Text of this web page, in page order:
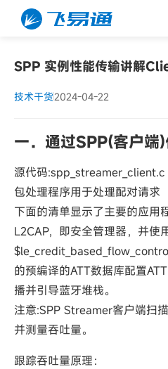
SPP 实例性能传输讲解
技术干货2024-04-22
一．通过SPP(客户端
源代码:spp_streamer_client.c
包处理程序用于处理配对请求
下面的清单显示了主要的应用
L2CAP，即安全管理器，并使
的预编译的ATT数据库配置
播并引导蓝牙堆栈。
注意:SPP Streamer客户端扫
并测量吞吐量。
跟踪吞吐量原理：